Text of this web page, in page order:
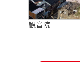
観音院